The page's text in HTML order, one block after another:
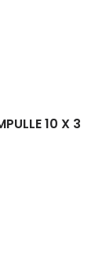
10 X 3